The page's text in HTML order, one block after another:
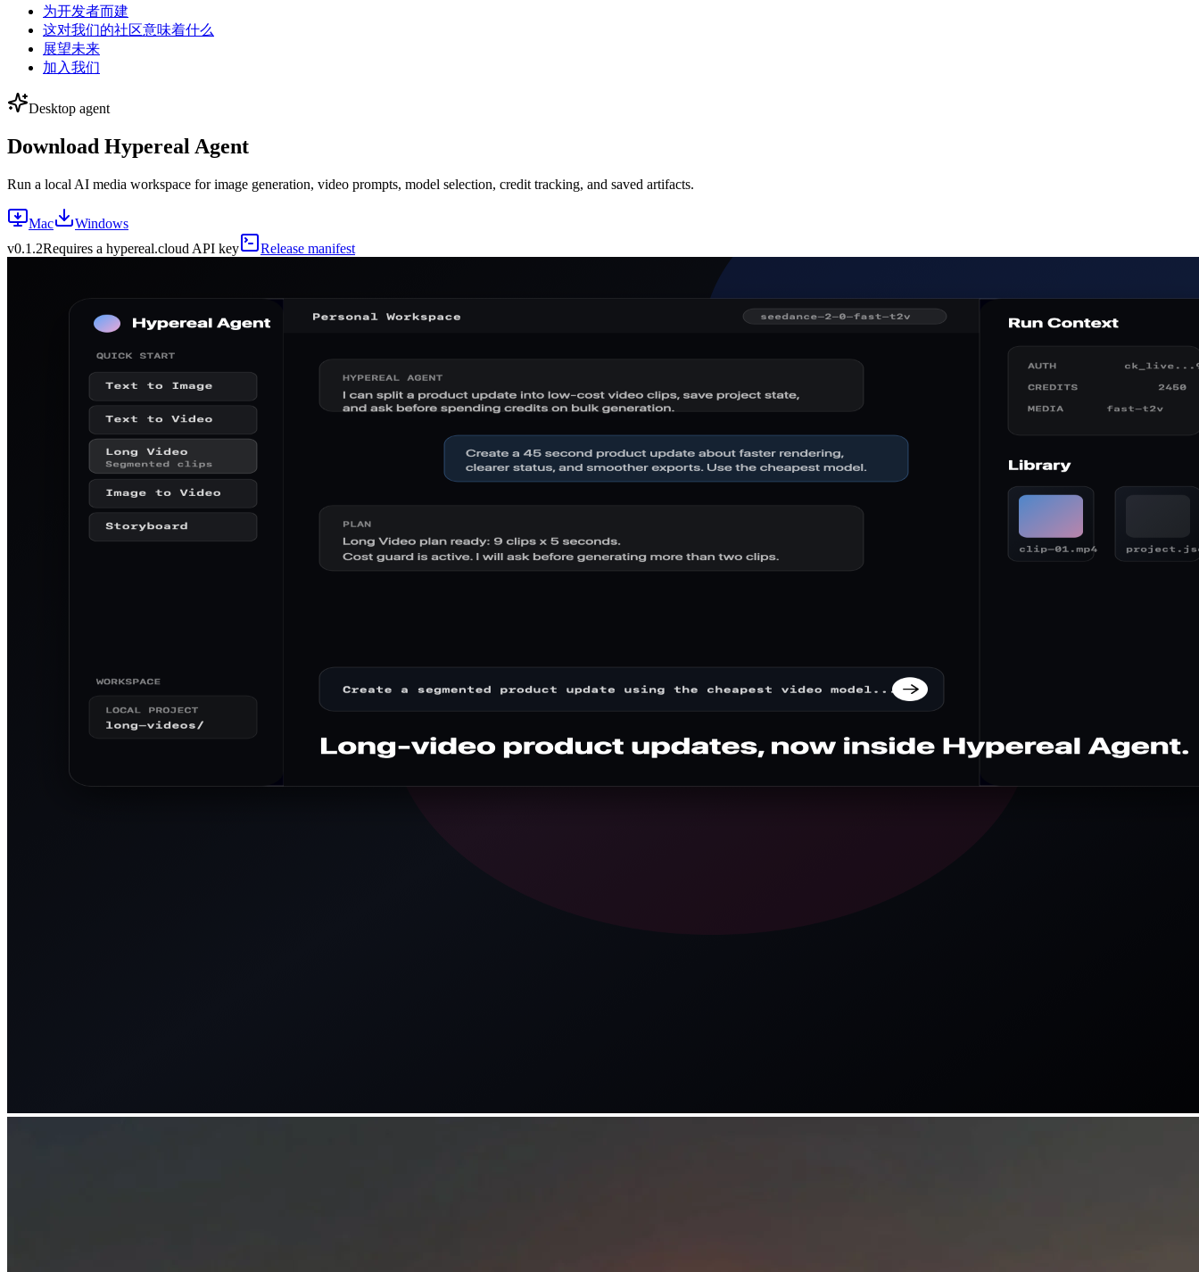
为开发者而建
这对我们的社区意味着什么
展望未来
加入我们
Desktop agent
Download Hypereal Agent
Run a local AI media workspace for image generation, video prompts, model selection, credit tracking, and saved artifacts.
Mac
Windows
v0.1.2Requires a hypereal.cloud API key Release manifest